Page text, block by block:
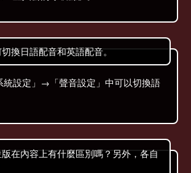
換日語配音和英語配音。
統設定」→「聲音設定」中可以切換語
在內容上有什麼區別嗎？另外，各自